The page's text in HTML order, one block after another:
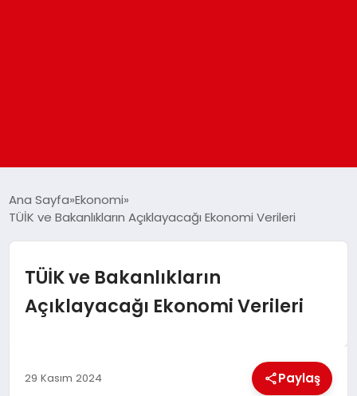
DÜNYA
EKONOMI
Ana Sayfa Ekonomi
TÜİK ve Bakanlıkların Açıklayacağı Ekonomi Verileri
TÜİK ve Bakanlıkların
Açıklayacağı Ekonomi Verileri
29 Kasım 2024 Paylaş